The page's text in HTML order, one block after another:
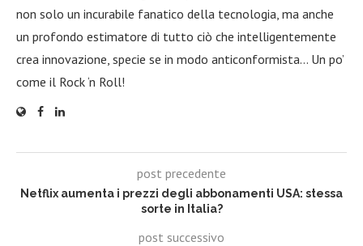
non solo un incurabile fanatico della tecnologia, ma anche
un profondo estimatore di tutto ciò che intelligentemente
crea innovazione, specie se in modo anticonformista… Un po’
come il Rock ‘n Roll!
post precedente
Netflix aumenta i prezzi degli abbonamenti USA: stessa
sorte in Italia?
post successivo